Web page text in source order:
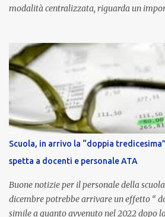
modalità centralizzata, riguarda un
ordinaria di ottobre . Cos’è la
retribuzione di risultato rappresenta la
stipendio dei dirigenti scolastici. Viene
la qualità dell’attività svolta, la gestione
raggiungimento degli obiettivi fissati dal
e del Merito (MIM) . Per l’anno
completato la procedura di valutazione e
che ha poi disposto la liquidazione
importi e le trattenute L’importo medio
Scuola, in arrivo la “doppia
spetta a docenti e personale ATA
Buone notizie per il personale della
dicembre potrebbe arrivare un effetto “
simile a quanto avvenuto nel 2022 dopo